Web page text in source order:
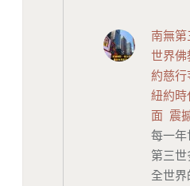
南無
世界
約慈行
紐約
面 震
每一年
第三世
全世界